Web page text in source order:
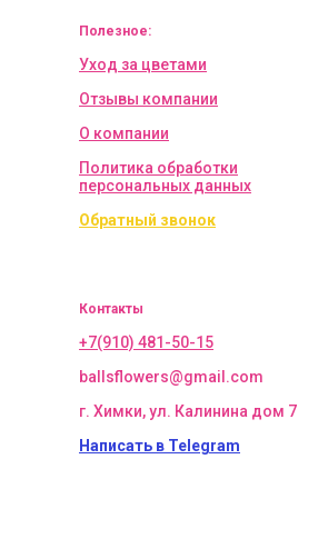
Полезное:
Уход за цветами
Отзывы компании
О компании
Политика обработки
персональных данных
Обратный звонок
Контакты
+7(910) 481-50-15
ballsflowers@gmail.com
г. Химки, ул. Калинина дом 7
Написать в Telegram